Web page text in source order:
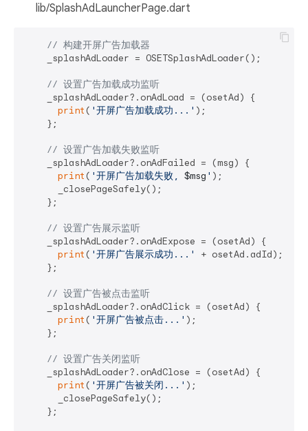
lib/SplashAdLauncherPage.dart
// 构建开屏广告加载器
    _splashAdLoader = OSETSplashAdLoader();
// 设置广告加载成功监听
    _splashAdLoader?.onAdLoad = (osetAd) {
print ( '开屏广告加载成功...' );
    };
// 设置广告加载失败监听
    _splashAdLoader?.onAdFailed = (msg) {
print ( '开屏广告加载失败, $msg ' );
      _closePageSafely();
    };
// 设置广告展示监听
    _splashAdLoader?.onAdExpose = (osetAd) {
print ( '开屏广告展示成功...'
+ osetAd.adId);
    };
// 设置广告被点击监听
    _splashAdLoader?.onAdClick = (osetAd) {
print ( '开屏广告被点击...' );
    };
// 设置广告关闭监听
    _splashAdLoader?.onAdClose = (osetAd) {
print ( '开屏广告被关闭...' );
      _closePageSafely();
    };